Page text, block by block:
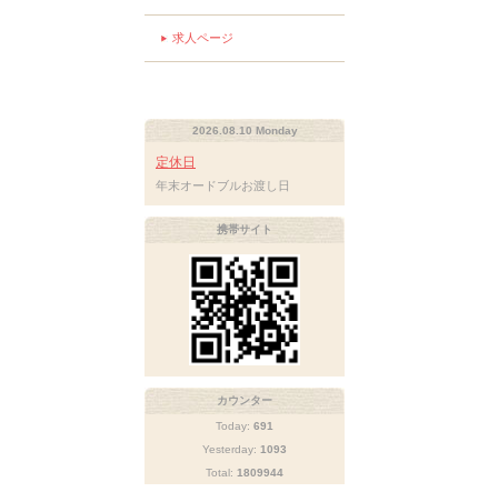
求人ページ
2026.08.10 Monday
定休日
年末オードブルお渡し日
携帯サイト
カウンター
Today: 691
Yesterday: 1093
Total: 1809944